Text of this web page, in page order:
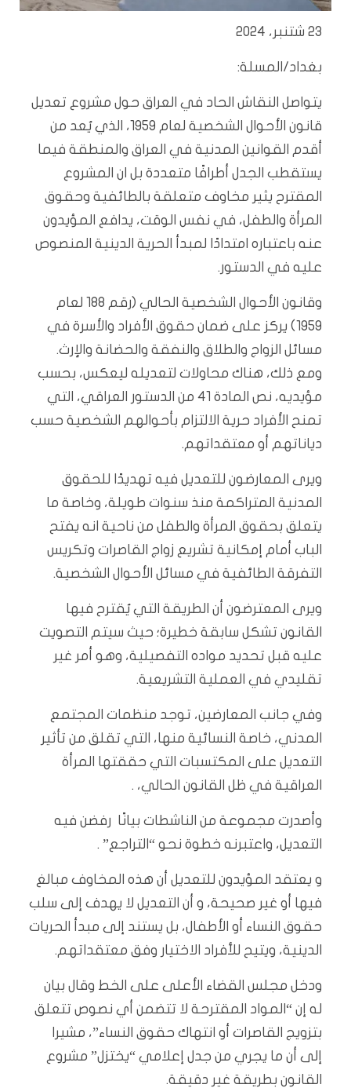
23 شتنبر، 2024
بغداد/المسلة:
يتواصل النقاش الحاد في العراق حول مشروع تعديل
قانون الأحوال الشخصية لعام 1959، الذي يُعد من
أقدم القوانين المدنية في العراق والمنطقة فيما
يستقطب الجدل أطرافًا متعددة بل ان المشروع
المقترح يثير مخاوف متعلقة بالطائفية وحقوق
المرأة والطفل، في نفس الوقت، يدافع المؤيدون
عنه باعتباره امتدادًا لمبدأ الحرية الدينية المنصوص
عليه في الدستور.
وقانون الأحوال الشخصية الحالي (رقم 188 لعام
1959) يركز على ضمان حقوق الأفراد والأسرة في
مسائل الزواج والطلاق والنفقة والحضانة والإرث.
ومع ذلك، هناك محاولات لتعديله ليعكس، بحسب
مؤيديه، نص المادة 41 من الدستور العراقي، التي
تمنح الأفراد حرية الالتزام بأحوالهم الشخصية حسب
دياناتهم أو معتقداتهم.
ويرى المعارضون للتعديل فيه تهديدًا للحقوق
المدنية المتراكمة منذ سنوات طويلة، وخاصة ما
يتعلق بحقوق المرأة والطفل من ناحية انه يفتح
الباب أمام إمكانية تشريع زواج القاصرات وتكريس
التفرقة الطائفية في مسائل الأحوال الشخصية.
ويرى المعترضون أن الطريقة التي يُقترح فيها
القانون تشكل سابقة خطيرة؛ حيث سيتم التصويت
عليه قبل تحديد مواده التفصيلية، وهو أمر غير
تقليدي في العملية التشريعية.
وفي جانب المعارضين، توجد منظمات المجتمع
المدني، خاصة النسائية منها، التي تقلق من تأثير
التعديل على المكتسبات التي حققتها المرأة
العراقية في ظل القانون الحالي، .
وأصدرت مجموعة من الناشطات بيانًا رفضن فيه
التعديل، واعتبرنه خطوة نحو “التراجع” .
و يعتقد المؤيدون للتعديل أن هذه المخاوف مبالغ
فيها أو غير صحيحة، و أن التعديل لا يهدف إلى سلب
حقوق النساء أو الأطفال، بل يستند إلى مبدأ الحريات
الدينية، ويتيح للأفراد الاختيار وفق معتقداتهم.
ودخل مجلس القضاء الأعلى على الخط وقال بيان
له إن “المواد المقترحة لا تتضمن أي نصوص تتعلق
بتزويج القاصرات أو انتهاك حقوق النساء”، مشيرا
إلى أن ما يجري من جدل إعلامي “يختزل” مشروع
القانون بطريقة غير دقيقة.